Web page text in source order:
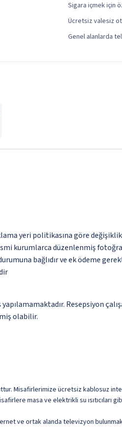
Sigara içmek için
Ücretsiz valesiz
Genel alanlarda
yeri politikasına göre
kurumlarca düzenlenmiş
bağlıdır ve ek ödeme
Resepsiyon
olabilir.
Misafirlerimize ücretsiz kablosuz
masa ve elektrikli su ısıtıcıları
ve ortak alanda televizyon